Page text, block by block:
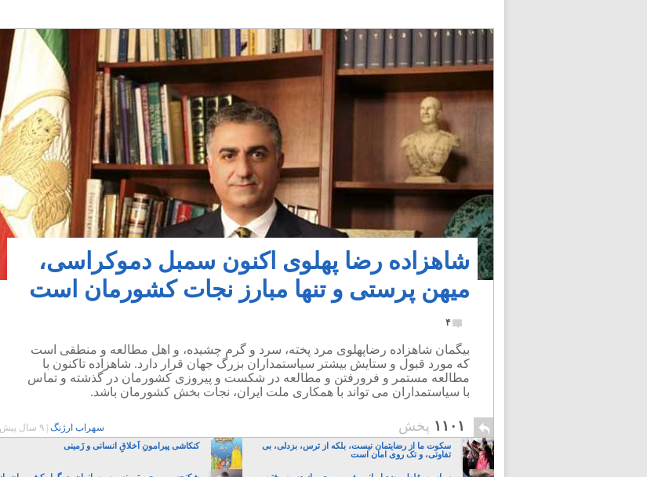
شاهزاده رضا پهلوی اکنون سمبل دموکراسی،
میهن پرستی و تنها مبارز نجات کشورمان است
۴
بیگمان شاهزاده رضاپهلوی مرد پخته، سرد و گرم چشیده، و اهل مطالعه و منطقی است
که مورد قبول و ستایش بیشتر سیاستمداران بزرگ جهان قرار دارد. شاهزاده تاکنون با
مطالعه مستمر و فرورفتن و مطالعه در شکست و پیروزی کشورمان در گذشته و تماس
با سیاستمداران می تواند با همکاری ملت ایران، نجات بخش کشورمان باشد.
۱۱۰۱ پخش سهراب ارژنگ ۹ سال پیش
سکوت ما از رضایتمان نیست، بلکه از ترس، بزدلی، بی
تفاوتی، و تک روی امان است
کنکاشی پیرامونِ اَخلاقِ انسانی و زَمینی